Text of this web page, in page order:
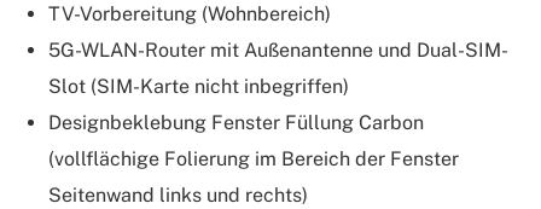
TV-Vorbereitung (Wohnbereich)
5G-WLAN-Router mit Außenantenne und Dual-SIM-
Slot (SIM-Karte nicht inbegriffen)
Designbeklebung Fenster Füllung Carbon
(vollflächige Folierung im Bereich der Fenster
Seitenwand links und rechts)